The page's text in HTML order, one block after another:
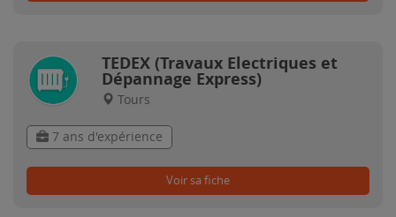
TEDEX (Travaux Electriques et
Dépannage Express)
Tours
7 ans d'expérience
Voir sa fiche